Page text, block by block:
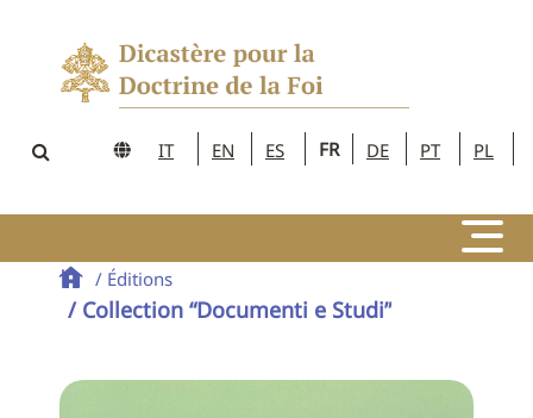
IT EN ES FR DE PT PL
/ Éditions
/ Collection “Documenti e Studi”